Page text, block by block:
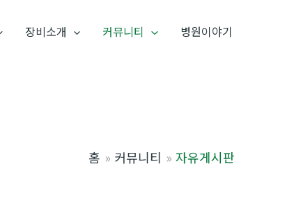
장비소개 커뮤니티 병원이야기
홈 커뮤니티 자유게시판